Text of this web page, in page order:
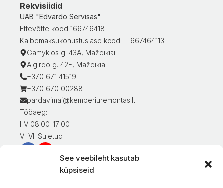
See veebileht kasutab
küpsiseid
Rekvisiidid
UAB "Edvardo Servisas"
Ettevõtte kood 166746418
Käibemaksukohustuslase kood LT667464113
Gamyklos g. 43A, Mažeikiai
Algirdo g. 42E, Mažeikiai
+370 671 41519
+370 670 00288
pardavimai@kemperiuremontas.lt
Tööaeg:
I-V 08:00-17:00
VI-VII Suletud
Teave klientidele